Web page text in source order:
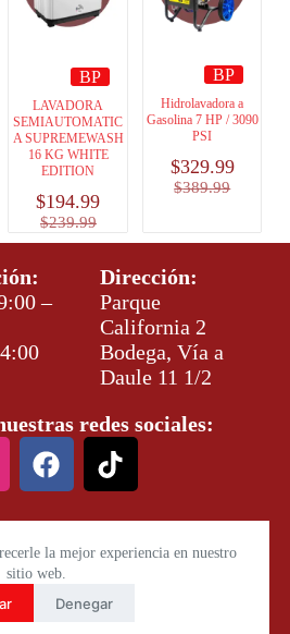
la mejor experiencia en nuestro
sitio web.
Denegar
BP
LAVADORA
SEMIAUTOMATIC
A SUPREMEWASH
16 KG WHITE
EDITION
$239.99
$194.99
BP
Hidrolavadora a
Gasolina 7 HP / 3090
PSI
$389.99
$329.99
–
Dirección:
Parque
California 2
Bodega, Vía a
Daule 11 1/2
redes sociales: